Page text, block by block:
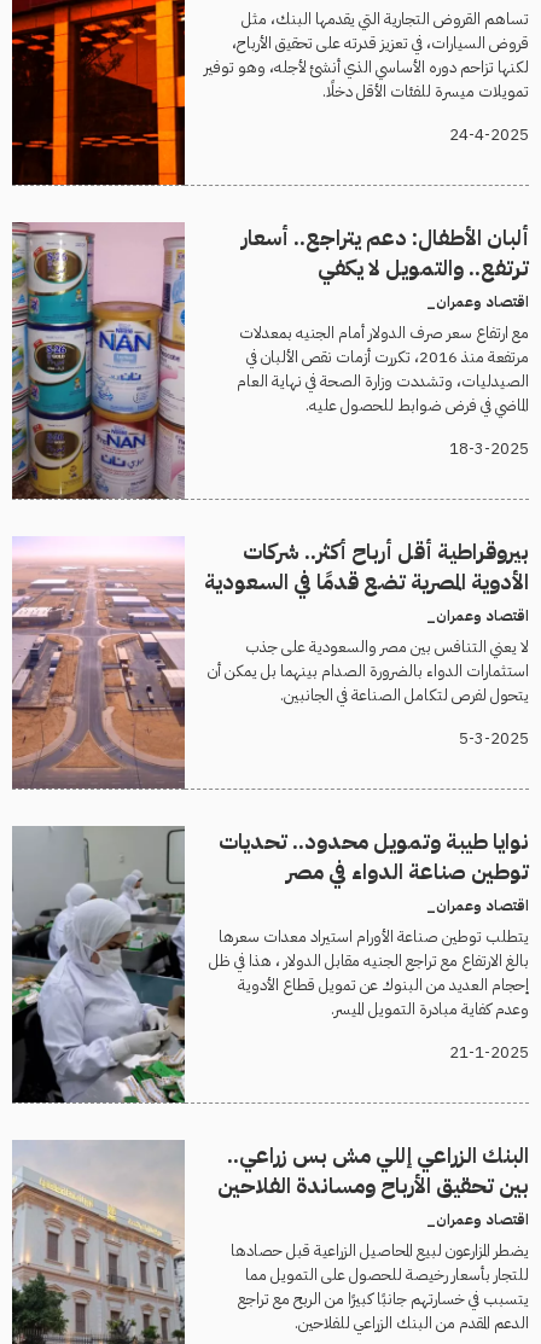
تساهم القروض التجارية التي يقدمها البنك، مثل
قروض السيارات، في تعزيز قدرته على تحقيق الأرباح،
لكنها تزاحم دوره الأساسي الذي أنشئ لأجله، وهو توفير
تمويلات ميسرة للفئات الأقل دخلًا.
24-4-2025
ألبان الأطفال: دعم يتراجع.. أسعار
ترتفع.. والتمويل لا يكفي
اقتصاد وعمران_
مع ارتفاع سعر صرف الدولار أمام الجنيه بمعدلات
مرتفعة منذ 2016، تكررت أزمات نقص الألبان في
الصيدليات، وتشددت وزارة الصحة في نهاية العام
الماضي في فرض ضوابط للحصول عليه.
18-3-2025
بيروقراطية أقل أرباح أكثر.. شركات
الأدوية المصرية تضع قدمًا في السعودية
اقتصاد وعمران_
لا يعني التنافس بين مصر والسعودية على جذب
استثمارات الدواء بالضرورة الصدام بينهما بل يمكن أن
يتحول لفرص لتكامل الصناعة في الجانبين.
5-3-2025
نوايا طيبة وتمويل محدود.. تحديات
توطين صناعة الدواء في مصر
اقتصاد وعمران_
يتطلب توطين صناعة الأورام استيراد معدات سعرها
بالغ الارتفاع مع تراجع الجنيه مقابل الدولار ، هذا في ظل
إحجام العديد من البنوك عن تمويل قطاع الأدوية
وعدم كفاية مبادرة التمويل الميسر.
21-1-2025
البنك الزراعي إللي مش بس زراعي..
بين تحقيق الأرباح ومساندة الفلاحين
اقتصاد وعمران_
يضطر المزارعون لبيع المحاصيل الزراعية قبل حصادها
للتجار بأسعار رخيصة للحصول على التمويل مما
يتسبب في خسارتهم جانبًا كبيرًا من الربح مع تراجع
الدعم المقدم من البنك الزراعي للفلاحين.